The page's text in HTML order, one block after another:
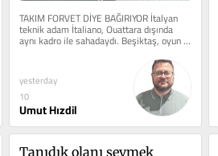
TAKIM FORVET DİYE BAĞIRIYOR İtalyan
teknik adam İtaliano, Ouattara dışında
aynı kadro ile sahadaydı. Beşiktaş, oyun
planına sadık, ön...
yesterday
10
Umut Hızdil
Tanıdık olanı sevmek